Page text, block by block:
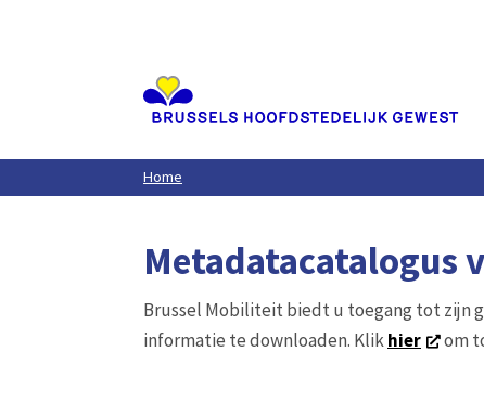
Home
Metadatacatalogus
Brussel Mobiliteit biedt u toegang tot zijn
informatie te downloaden. Klikhier om